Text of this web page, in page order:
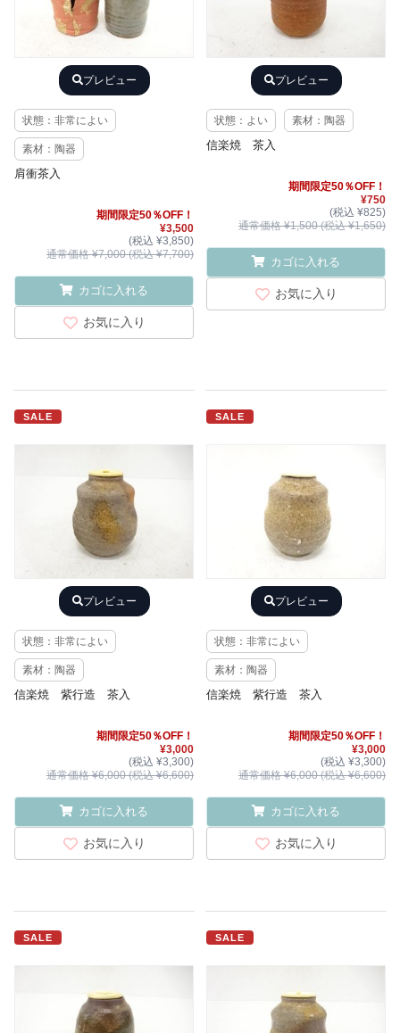
プレビュー
状態：非常によい
素材：陶器
肩衝茶入
期間限定50％OFF！
¥3,500
(税込 ¥3,850)
通常価格 ¥7,000 (税込 ¥7,700)
カゴに入れる
お気に入り
プレビュー
状態：よい 素材：陶器
信楽焼 茶入
期間限定50％OFF！
¥750
(税込 ¥825)
通常価格 ¥1,500 (税込 ¥1,650)
カゴに入れる
お気に入り
SALE
プレビュー
状態：非常によい
素材：陶器
信楽焼 紫行造 茶入
期間限定50％OFF！
¥3,000
(税込 ¥3,300)
通常価格 ¥6,000 (税込 ¥6,600)
カゴに入れる
お気に入り
SALE
プレビュー
状態：非常によい
素材：陶器
信楽焼 紫行造 茶入
期間限定50％OFF！
¥3,000
(税込 ¥3,300)
通常価格 ¥6,000 (税込 ¥6,600)
カゴに入れる
お気に入り
SALE SALE